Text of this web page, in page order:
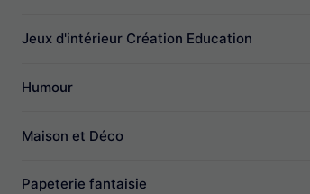
Jeux d'intérieur Création Education
Humour
Maison et Déco
Papeterie fantaisie